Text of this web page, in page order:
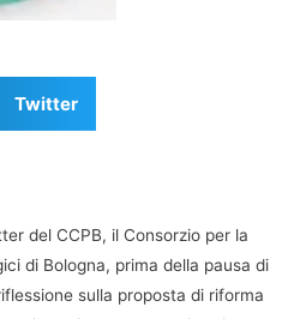
Twitter
del CCPB, il Consorzio per la
di Bologna, prima della pausa di
sulla proposta di riforma